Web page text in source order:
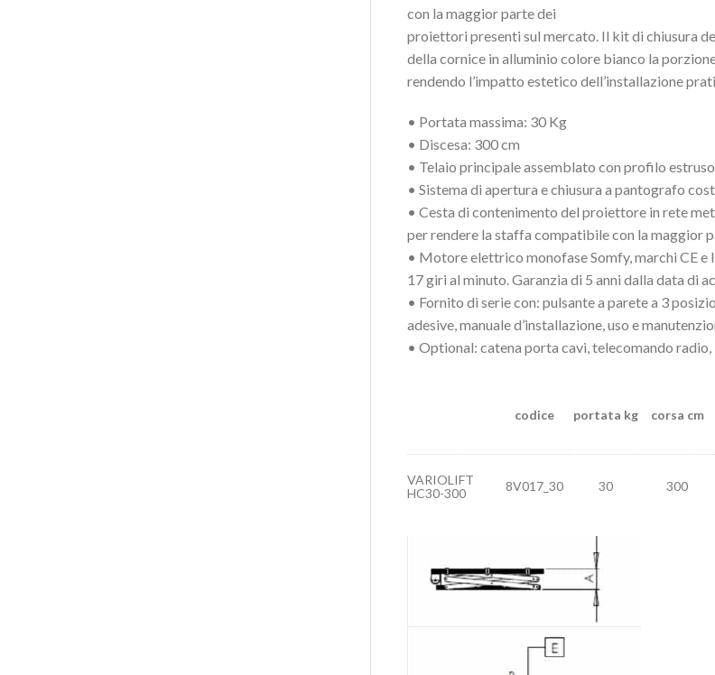
con la maggior parte dei
proiettori presenti sul mercato. Il kit di chiusura
della cornice in alluminio colore bianco la
rendendo l’impatto estetico dell’installazione
• Portata massima: 30 Kg
• Discesa: 300 cm
• Telaio principale assemblato con profilo
• Sistema di apertura e chiusura a pantografo
• Cesta di contenimento del proiettore in rete
per rendere la staffa compatibile con la maggior
• Motore elettrico monofase Somfy, marchi CE
17 giri al minuto. Garanzia di 5 anni dalla data di
• Fornito di serie con: pulsante a parete a 3
adesive, manuale d’installazione, uso e
• Optional: catena porta cavi, telecomando
codice portata kg corsa cm
VARIOLIFT
HC30-300
8V017_30 30 300